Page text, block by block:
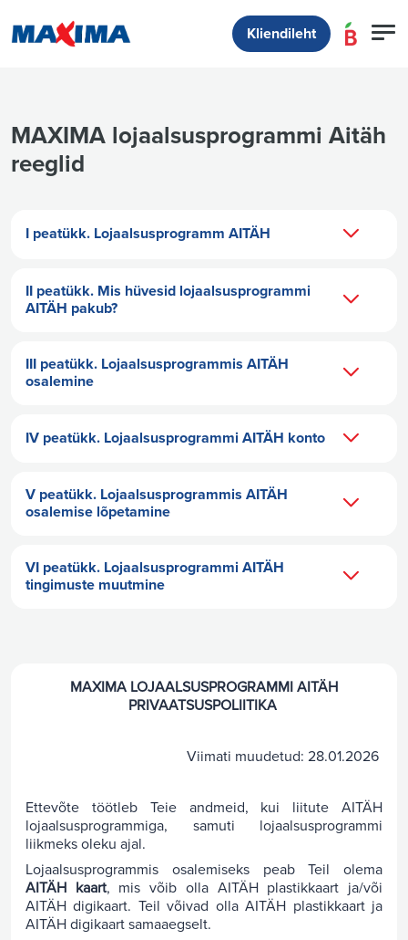
Kliendileht
MAXIMA lojaalsusprogrammi Aitäh
reeglid
I peatükk. Lojaalsusprogramm AITÄH
II peatükk. Mis hüvesid lojaalsusprogrammi
AITÄH pakub?
III peatükk. Lojaalsusprogrammis AITÄH
osalemine
IV peatükk. Lojaalsusprogrammi AITÄH konto
V peatükk. Lojaalsusprogrammis AITÄH
osalemise lõpetamine
VI peatükk. Lojaalsusprogrammi AITÄH
tingimuste muutmine
MAXIMA LOJAALSUSPROGRAMMI AITÄH
PRIVAATSUSPOLIITIKA
Viimati muudetud: 28.01.2026
Ettevõte töötleb Teie andmeid, kui liitute AITÄH
lojaalsusprogrammiga, samuti lojaalsusprogrammi
liikmeks oleku ajal.
Lojaalsusprogrammis osalemiseks peab Teil olema
AITÄH kaart, mis võib olla AITÄH plastikkaart ja/või
AITÄH digikaart. Teil võivad olla AITÄH plastikkaart ja
AITÄH digikaart samaaegselt.